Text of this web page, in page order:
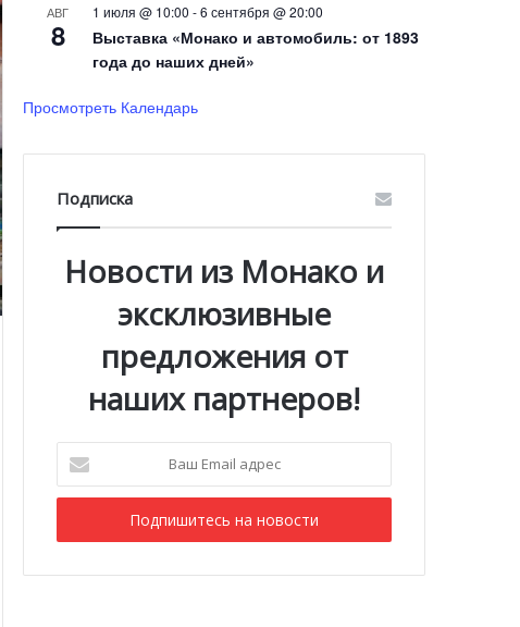
АВГ
8
1 июля @ 10:00 -6 сентября @ 20:00
Выставка «Монако и автомобиль: от 1893
года до наших дней»
Просмотреть Календарь
Подписка
Новости из Монако и
эксклюзивные
предложения от
наших партнеров!
Email
адрес